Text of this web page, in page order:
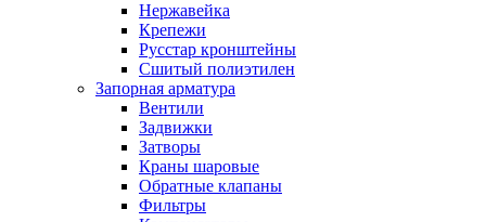
Нержавейка
Крепежи
Русстар кронштейны
Сшитый полиэтилен
Запорная арматура
Вентили
Задвижки
Затворы
Краны шаровые
Обратные клапаны
Фильтры